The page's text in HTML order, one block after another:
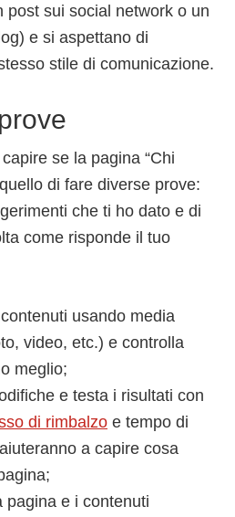
post sui social network o un
e si aspettano di
stile di comunicazione.
se la pagina “Chi
di fare diverse prove:
che ti ho dato e di
come risponde il tuo
usando media
video, etc.) e controlla
meglio;
e testa i risultati con
di rimbalzo e tempo di
a capire cosa
pagina e i contenuti